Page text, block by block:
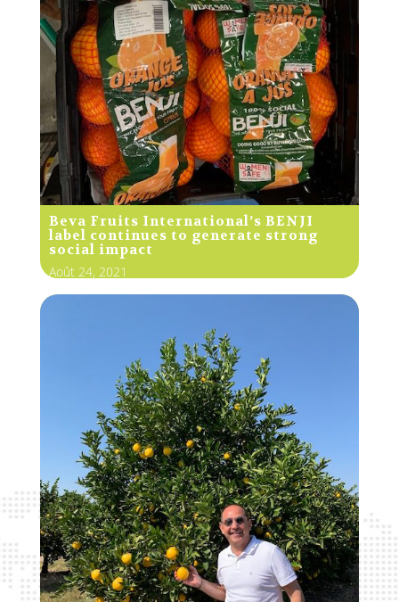
Beva Fruits International’s BENJI
label continues to generate strong
social impact
Août 24, 2021